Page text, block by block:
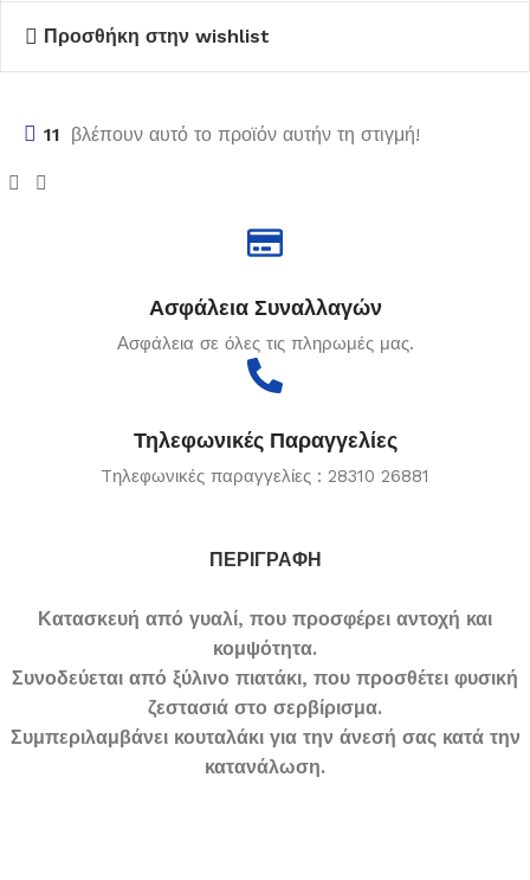
Προσθήκη στην wishlist
11 βλέπουν αυτό το προϊόν αυτήν τη στιγμή!
Ασφάλεια Συναλλαγών
Ασφάλεια σε όλες τις πληρωμές μας.
Τηλεφωνικές Παραγγελίες
Tηλεφωνικές παραγγελίες : 28310 26881
ΠΕΡΙΓΡΑΦΉ
Κατασκευή από γυαλί, που προσφέρει αντοχή και
κομψότητα.
Συνοδεύεται από ξύλινο πιατάκι, που προσθέτει φυσική
ζεστασιά στο σερβίρισμα.
Συμπεριλαμβάνει κουταλάκι για την άνεσή σας κατά την
κατανάλωση.